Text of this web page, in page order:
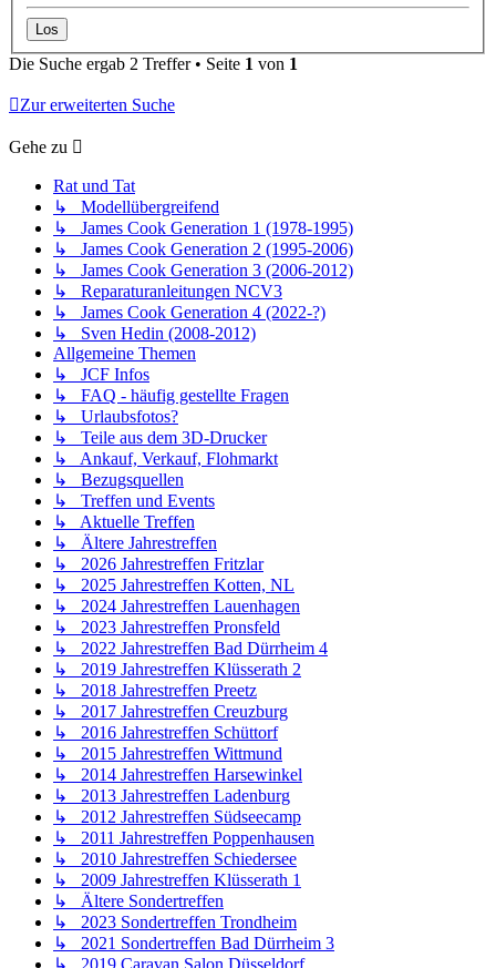
Die Suche ergab 2 Treffer • Seite 1 von 1
Zur erweiterten Suche
Gehe zu
Rat und Tat
↳ Modellübergreifend
↳ James Cook Generation 1 (1978-1995)
↳ James Cook Generation 2 (1995-2006)
↳ James Cook Generation 3 (2006-2012)
↳ Reparaturanleitungen NCV3
↳ James Cook Generation 4 (2022-?)
↳ Sven Hedin (2008-2012)
Allgemeine Themen
↳ JCF Infos
↳ FAQ - häufig gestellte Fragen
↳ Urlaubsfotos?
↳ Teile aus dem 3D-Drucker
↳ Ankauf, Verkauf, Flohmarkt
↳ Bezugsquellen
↳ Treffen und Events
↳ Aktuelle Treffen
↳ Ältere Jahrestreffen
↳ 2026 Jahrestreffen Fritzlar
↳ 2025 Jahrestreffen Kotten, NL
↳ 2024 Jahrestreffen Lauenhagen
↳ 2023 Jahrestreffen Pronsfeld
↳ 2022 Jahrestreffen Bad Dürrheim 4
↳ 2019 Jahrestreffen Klüsserath 2
↳ 2018 Jahrestreffen Preetz
↳ 2017 Jahrestreffen Creuzburg
↳ 2016 Jahrestreffen Schüttorf
↳ 2015 Jahrestreffen Wittmund
↳ 2014 Jahrestreffen Harsewinkel
↳ 2013 Jahrestreffen Ladenburg
↳ 2012 Jahrestreffen Südseecamp
↳ 2011 Jahrestreffen Poppenhausen
↳ 2010 Jahrestreffen Schiedersee
↳ 2009 Jahrestreffen Klüsserath 1
↳ Ältere Sondertreffen
↳ 2023 Sondertreffen Trondheim
↳ 2021 Sondertreffen Bad Dürrheim 3